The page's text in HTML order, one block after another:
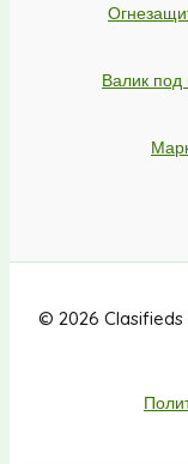
Валик под
© 2026 Clasifieds